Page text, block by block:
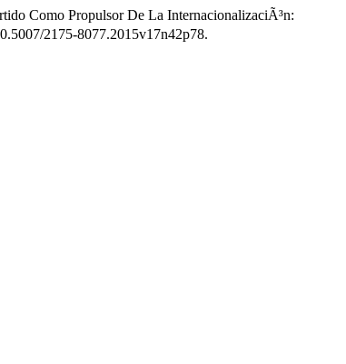
Como Propulsor De La InternacionalizaciÃ³n:
2175-8077.2015v17n42p78.